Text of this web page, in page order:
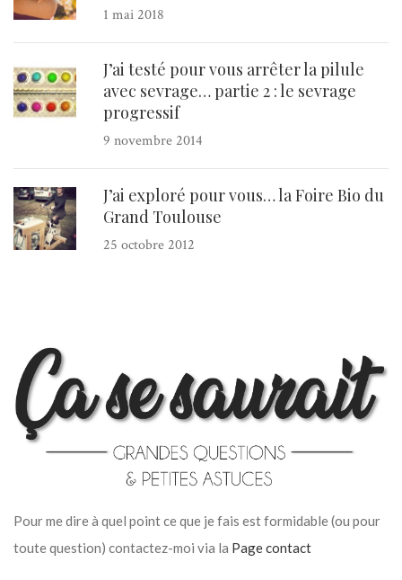
1 mai 2018
J’ai testé pour vous arrêter la pilule
avec sevrage… partie 2 : le sevrage
progressif
9 novembre 2014
J’ai exploré pour vous… la Foire Bio du
Grand Toulouse
25 octobre 2012
Pour me dire à quel point ce que je fais est formidable (ou pour
toute question) contactez-moi via la Page contact